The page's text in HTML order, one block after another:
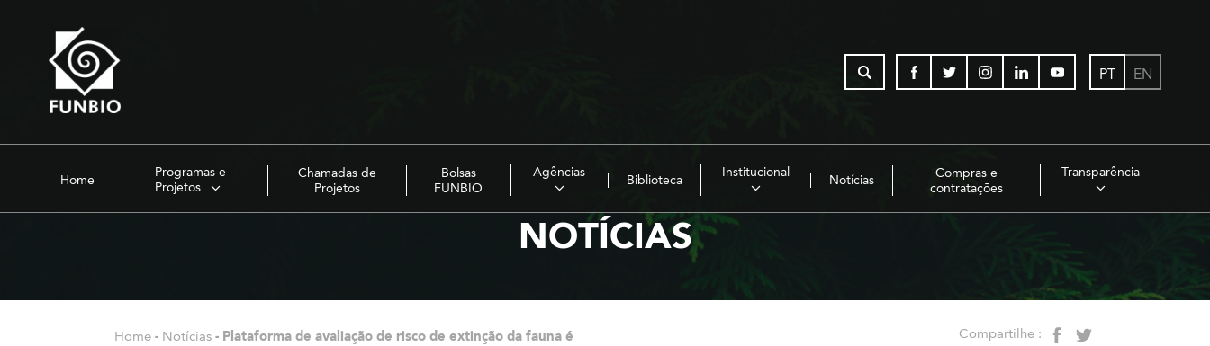
PT EN
Home
Programas e
Projetos
Chamadas de
Projetos
Bolsas
FUNBIO
Agências
Biblioteca
Institucional
Notícias
Compras e
contratações
Transparência
NOTÍCIAS
Home - Notícias - Plataforma de avaliação de risco de extinção da fauna é
Compartilhe :